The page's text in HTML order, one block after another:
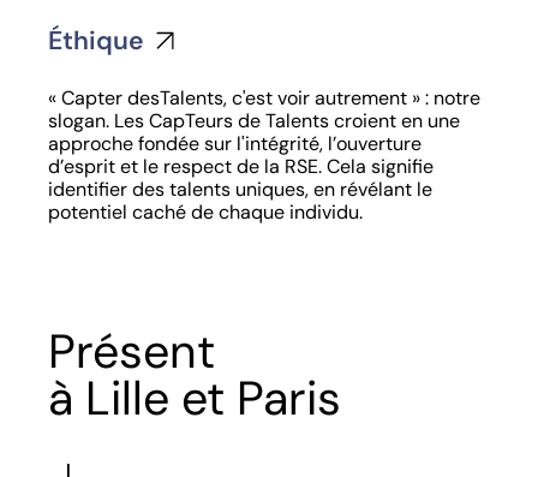
Éthique
« Capter desTalents, c'est voir autrement » : notre
slogan. Les CapTeurs de Talents croient en une
approche fondée sur l'intégrité, l’ouverture
d’esprit et le respect de la RSE. Cela signifie
identifier des talents uniques, en révélant le
potentiel caché de chaque individu.
Présent
à Lille et Paris